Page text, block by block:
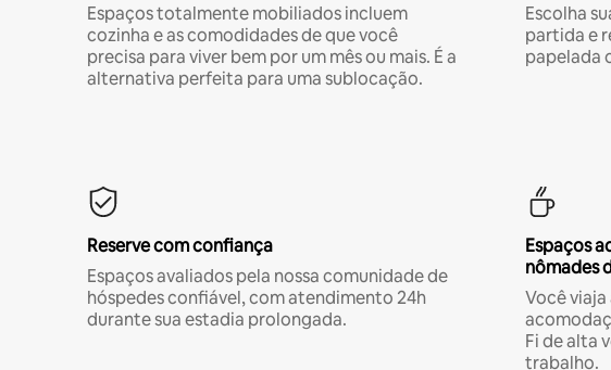
Espaços totalmente mobiliados incluem
cozinha e as comodidades de que você
precisa para viver bem por um mês ou mais. É a
alternativa perfeita para uma sublocação.
Escolha
partida e
papelada
Reserve com confiança
Espaços avaliados pela nossa comunidade de
hóspedes confiável, com atendimento 24h
durante sua estadia prolongada.
Espaços
nômades
Você
Fi de alta
trabalho.